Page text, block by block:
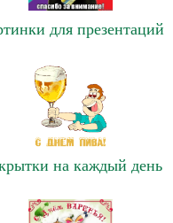
для презентаций
на каждый день